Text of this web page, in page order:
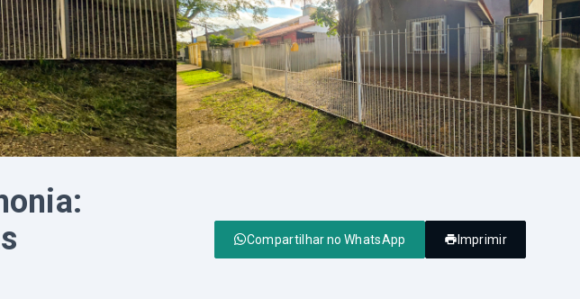
Compartilhar no WhatsApp Imprimir